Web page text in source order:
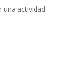
una actividad